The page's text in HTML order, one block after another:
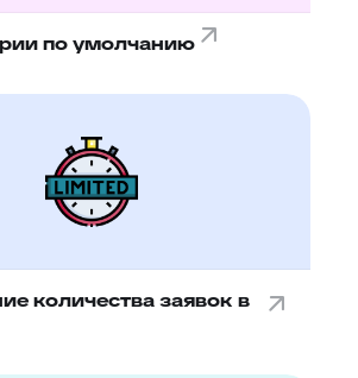
по умолчанию
количества заявок в